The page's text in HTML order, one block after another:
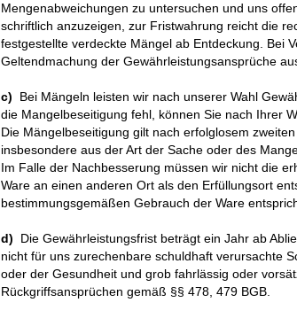
Mengenabweichungen zu untersuchen und uns
schriftlich anzuzeigen, zur Fristwahrung reicht die
festgestellte verdeckte Mängel ab Entdeckung. Bei
Geltendmachung der Gewährleistungsansprüche
c) Bei Mängeln leisten wir nach unserer Wahl
die Mangelbeseitigung fehl, können Sie nach Ihrer
Die Mängelbeseitigung gilt nach erfolglosem
insbesondere aus der Art der Sache oder des
Im Falle der Nachbesserung müssen wir nicht die
Ware an einen anderen Ort als den Erfüllungsort
bestimmungsgemäßen Gebrauch der Ware
d) Die Gewährleistungsfrist beträgt ein Jahr ab
nicht für uns zurechenbare schuldhaft verursachte
oder der Gesundheit und grob fahrlässig oder
Rückgriffsansprüchen gemäß §§ 478, 479 BGB.